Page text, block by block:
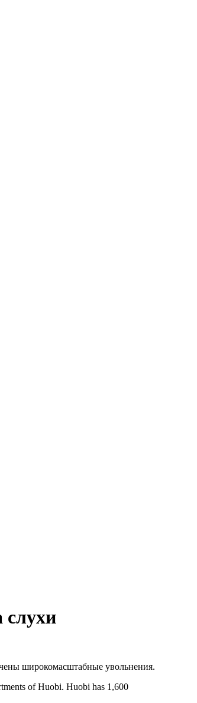
слухи
широкомасштабные увольнения.
of Huobi. Huobi has 1,600